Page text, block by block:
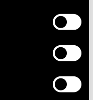
DÁVID GYULA (ANGOL)